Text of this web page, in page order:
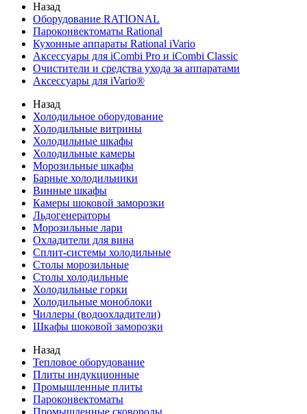
Назад
Оборудование RATIONAL
Пароконвектоматы Rational
Кухонные аппараты Rational iVario
Аксессуары для iCombi Pro и iCombi Classic
Очистители и средства ухода за аппаратами
Аксессуары для iVario®
Назад
Холодильное оборудование
Холодильные витрины
Холодильные шкафы
Холодильные камеры
Морозильные шкафы
Барные холодильники
Винные шкафы
Камеры шоковой заморозки
Льдогенераторы
Морозильные лари
Охладители для вина
Сплит-системы холодильные
Столы морозильные
Столы холодильные
Холодильные горки
Холодильные моноблоки
Чиллеры (водоохладители)
Шкафы шоковой заморозки
Назад
Тепловое оборудование
Плиты индукционные
Промышленные плиты
Пароконвектоматы
Промышленные сковороды